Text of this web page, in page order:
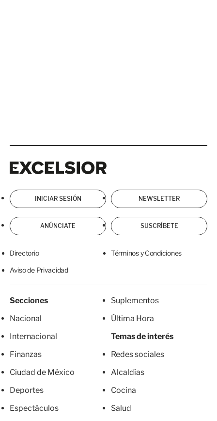
INICIAR SESIÓN NEWSLETTER
ANÚNCIATE SUSCRÍBETE
Directorio Términos y Condiciones
Aviso de Privacidad
Secciones
Nacional
Internacional
Finanzas
Ciudad de México
Deportes
Espectáculos
Suplementos
Última Hora
Temas de interés
Redes sociales
Alcaldías
Cocina
Salud